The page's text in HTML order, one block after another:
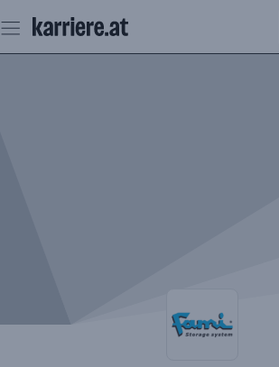
Seiteninhalt
springen